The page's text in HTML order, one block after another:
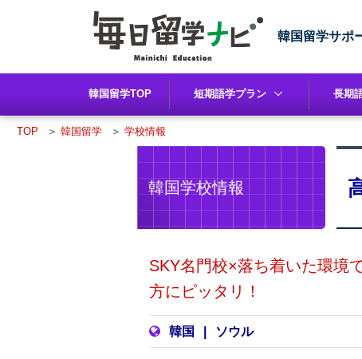
韓国留学サポ
韓国留学TOP 短期語学プラン 長期
TOP ＞ 韓国留学 ＞ 学校情報
韓国学校情報
SKY名門校×落ち着いた環境
方にピッタリ！
韓国 ソウル